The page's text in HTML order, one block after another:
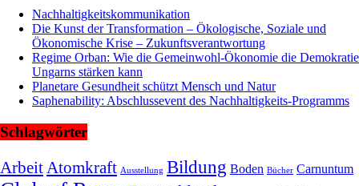
Nachhaltigkeitskommunikation
Die Kunst der Transformation – Ökologische, Soziale und
Ökonomische Krise – Zukunftsverantwortung
Regime Orban: Wie die Gemeinwohl-Ökonomie die Demokratie
Ungarns stärken kann
Planetare Gesundheit schützt Mensch und Natur
Saphenability: Abschlussevent des Nachhaltigkeits-Programms
Schlagwörter
Arbeit Atomkraft Ausstellung Bildung Boden Bücher Carnuntum